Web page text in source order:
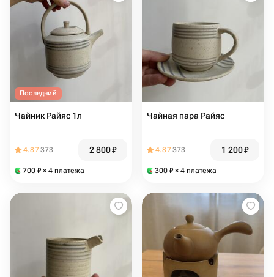
Последний
Чайник Райяс 1л
4.87373 2 800₽
700 ₽ × 4 платежа
Чайная пара Райяс
4.87373 1 200₽
300 ₽ × 4 платежа